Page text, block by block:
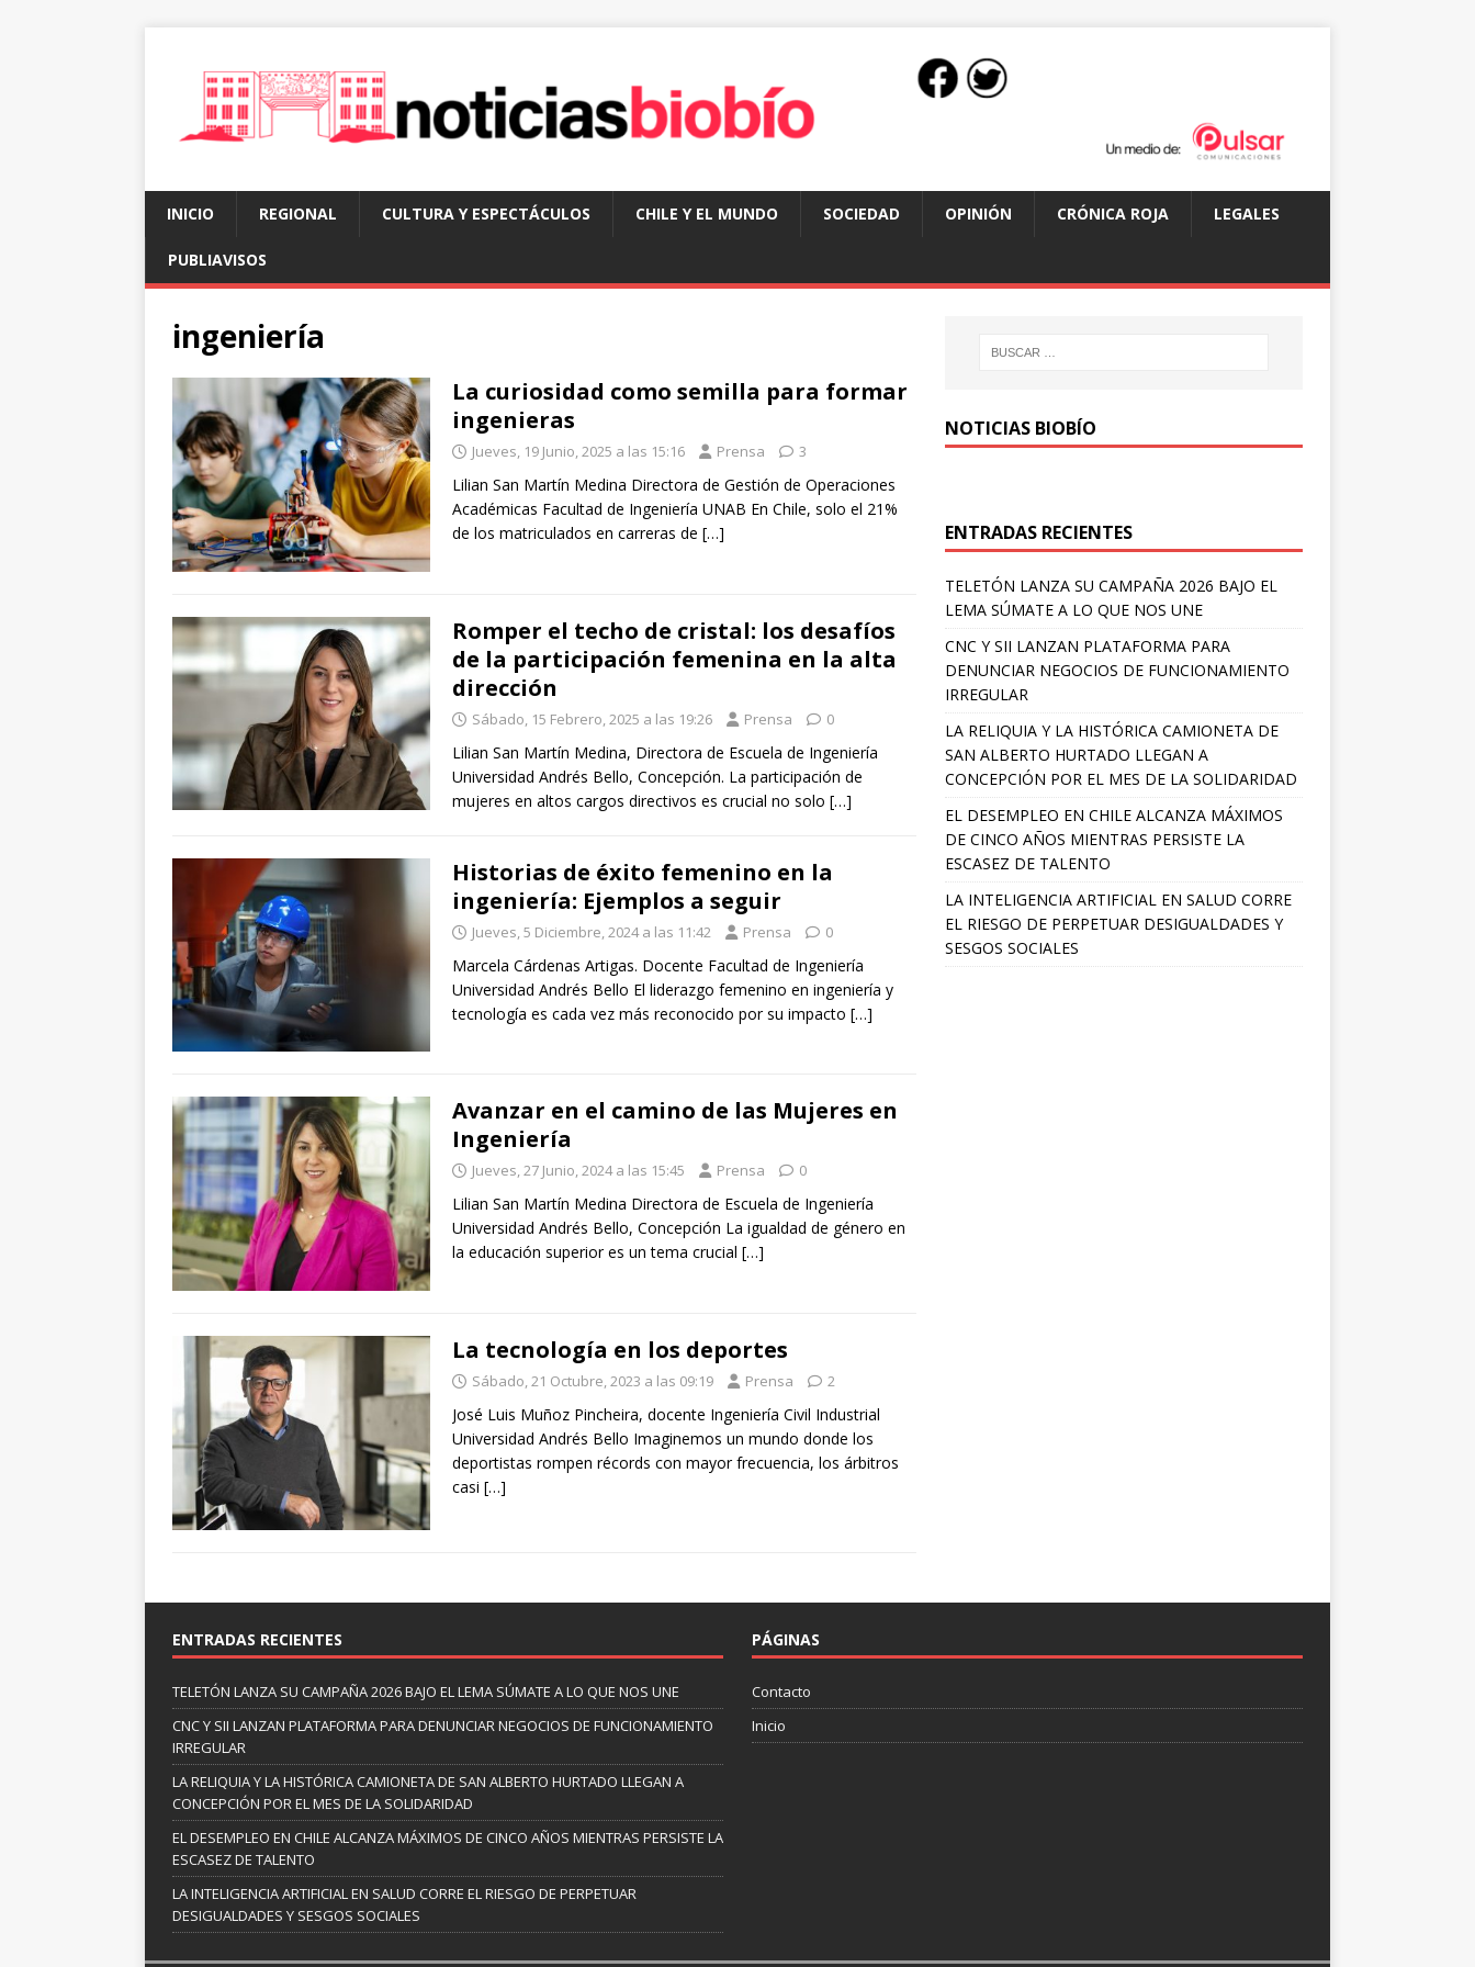
INICIO REGIONAL CULTURA Y ESPECTÁCULOS CHILE Y EL MUNDO SOCIEDAD OPINIÓN CRÓNICA ROJA LEGALES
PUBLIAVISOS
ingeniería
La curiosidad como semilla para formar
ingenieras
Jueves, 19 Junio, 2025 a las 15:16 Prensa 3
Lilian San Martín Medina Directora de Gestión de Operaciones
Académicas Facultad de Ingeniería UNAB En Chile, solo el 21%
de los matriculados en carreras de […]
Romper el techo de cristal: los desafíos
de la participación femenina en la alta
dirección
Sábado, 15 Febrero, 2025 a las 19:26 Prensa 0
Lilian San Martín Medina, Directora de Escuela de Ingeniería
Universidad Andrés Bello, Concepción. La participación de
mujeres en altos cargos directivos es crucial no solo […]
Historias de éxito femenino en la
ingeniería: Ejemplos a seguir
Jueves, 5 Diciembre, 2024 a las 11:42 Prensa 0
Marcela Cárdenas Artigas. Docente Facultad de Ingeniería
Universidad Andrés Bello El liderazgo femenino en ingeniería y
tecnología es cada vez más reconocido por su impacto […]
Avanzar en el camino de las Mujeres en
Ingeniería
Jueves, 27 Junio, 2024 a las 15:45 Prensa 0
Lilian San Martín Medina Directora de Escuela de Ingeniería
Universidad Andrés Bello, Concepción La igualdad de género en
la educación superior es un tema crucial […]
La tecnología en los deportes
Sábado, 21 Octubre, 2023 a las 09:19 Prensa 2
José Luis Muñoz Pincheira, docente Ingeniería Civil Industrial
Universidad Andrés Bello Imaginemos un mundo donde los
deportistas rompen récords con mayor frecuencia, los árbitros
casi […]
NOTICIAS BIOBÍO
ENTRADAS RECIENTES
TELETÓN LANZA SU CAMPAÑA 2026 BAJO EL
LEMA SÚMATE A LO QUE NOS UNE
CNC Y SII LANZAN PLATAFORMA PARA
DENUNCIAR NEGOCIOS DE FUNCIONAMIENTO
IRREGULAR
LA RELIQUIA Y LA HISTÓRICA CAMIONETA DE
SAN ALBERTO HURTADO LLEGAN A
CONCEPCIÓN POR EL MES DE LA SOLIDARIDAD
EL DESEMPLEO EN CHILE ALCANZA MÁXIMOS
DE CINCO AÑOS MIENTRAS PERSISTE LA
ESCASEZ DE TALENTO
LA INTELIGENCIA ARTIFICIAL EN SALUD CORRE
EL RIESGO DE PERPETUAR DESIGUALDADES Y
SESGOS SOCIALES
ENTRADAS RECIENTES
TELETÓN LANZA SU CAMPAÑA 2026 BAJO EL LEMA SÚMATE A LO QUE NOS UNE
CNC Y SII LANZAN PLATAFORMA PARA DENUNCIAR NEGOCIOS DE FUNCIONAMIENTO
IRREGULAR
LA RELIQUIA Y LA HISTÓRICA CAMIONETA DE SAN ALBERTO HURTADO LLEGAN A
CONCEPCIÓN POR EL MES DE LA SOLIDARIDAD
EL DESEMPLEO EN CHILE ALCANZA MÁXIMOS DE CINCO AÑOS MIENTRAS PERSISTE LA
ESCASEZ DE TALENTO
LA INTELIGENCIA ARTIFICIAL EN SALUD CORRE EL RIESGO DE PERPETUAR
DESIGUALDADES Y SESGOS SOCIALES
PÁGINAS
Contacto
Inicio